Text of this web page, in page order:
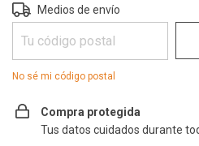
Entregas para el CP:
Medios de envío
No sé mi código postal
Compra protegida
Tus datos cuidados durante